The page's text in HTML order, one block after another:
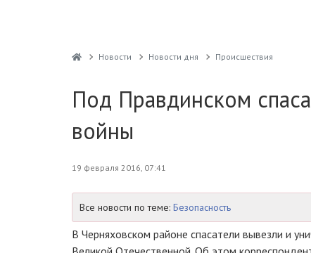
Новости Новости дня Проиcшествия
Под Правдинском
войны
19 февраля 2016, 07:41
Все новости по теме: Безопасность
В Черняховском районе спасатели вывезли и